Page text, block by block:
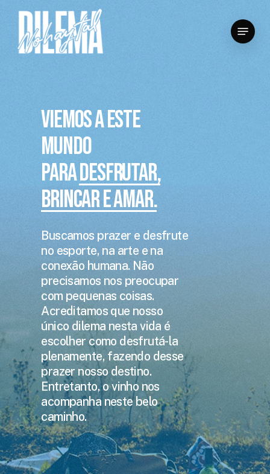
Skip
main
content
Menu
Viemos a este
mundo
paradesfrutar,
brincar e amar.
Buscamos prazer e desfrute
no esporte, na arte e na
conexão humana. Não
precisamos nos preocupar
com pequenas coisas.
Acreditamos que nosso
único dilema nesta vida é
escolher como desfrutá-la
plenamente, fazendo desse
prazer nosso destino.
Entretanto, o vinho nos
acompanha neste belo
caminho.